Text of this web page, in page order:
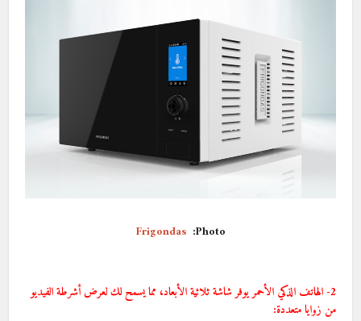
Photo:
Frigondas
2- الهاتف الذكي الأحمر يوفر شاشة ثلاثية الأبعاد، مما يسمح لك لعرض أشرطة الفيديو
من زوايا متعددة: